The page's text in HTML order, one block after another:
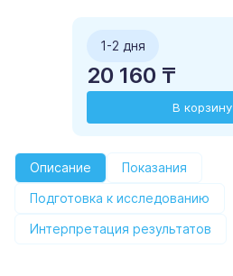
1-2 дня
20 160 ₸
В корзину
Описание
Показания
Подготовка к исследованию
Интерпретация результатов